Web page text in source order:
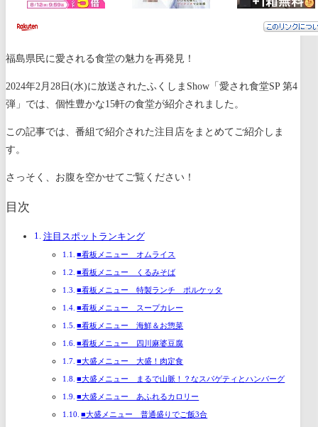
福島県民に愛される食堂の魅力を再発見！
2024年2月28日(水)に放送されたふくしまShow「愛され食堂SP 第4
弾」では、個性豊かな15軒の食堂が紹介されました。
この記事では、番組で紹介された注目店をまとめてご紹介しま
す。
さっそく、お腹を空かせてご覧ください！
目次
注目スポットランキング
■看板メニュー オムライス
■看板メニュー くるみそば
■看板メニュー 特製ランチ ポルケッタ
■看板メニュー スープカレー
■看板メニュー 海鮮＆お惣菜
■看板メニュー 四川麻婆豆腐
■大盛メニュー 大盛！肉定食
■大盛メニュー まるで山脈！？なスパゲティとハンバーグ
■大盛メニュー あふれるカロリー
■大盛メニュー 普通盛りでご飯3合